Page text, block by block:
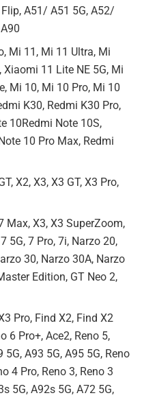
A51/ A51 5G, A52/
Mi 11, Mi 11 Ultra, Mi
11 Lite NE 5G, Mi
Mi 10, Mi 10 Pro, Mi 10
K30, Redmi K30 Pro,
10Redmi Note 10S,
10 Pro Max, Redmi
X2, X3, X3 GT, X3 Pro,
Max, X3, X3 SuperZoom,
5G, 7 Pro, 7i, Narzo 20,
30, Narzo 30A, Narzo
Edition, GT Neo 2,
Pro, Find X2, Find X2
6 Pro+, Ace2, Reno 5,
5G, A93 5G, A95 5G, Reno
4 Pro, Reno 3, Reno 3
5G, A92s 5G, A72 5G,